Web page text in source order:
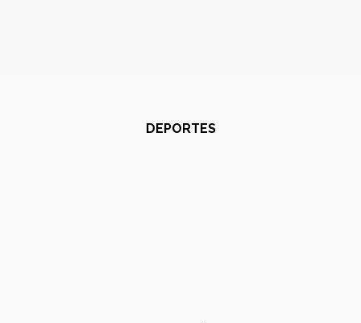
DEPORTES